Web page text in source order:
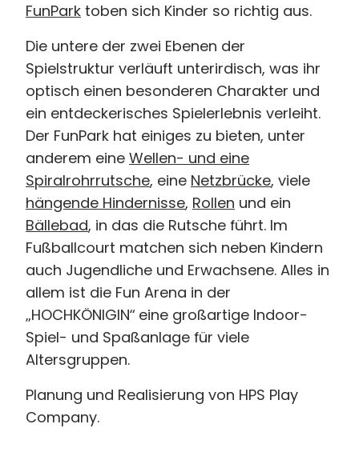
FunPark toben sich Kinder so richtig aus.
Die untere der zwei Ebenen der
Spielstruktur verläuft unterirdisch, was ihr
optisch einen besonderen Charakter und
ein entdeckerisches Spielerlebnis verleiht.
Der FunPark hat einiges zu bieten, unter
anderem eine Wellen- und eine
Spiralrohrrutsche, eine Netzbrücke, viele
hängende Hindernisse, Rollen und ein
Bällebad, in das die Rutsche führt. Im
Fußballcourt matchen sich neben Kindern
auch Jugendliche und Erwachsene. Alles in
allem ist die Fun Arena in der
„HOCHKÖNIGIN“ eine großartige Indoor-
Spiel- und Spaßanlage für viele
Altersgruppen.
Planung und Realisierung von HPS Play
Company.